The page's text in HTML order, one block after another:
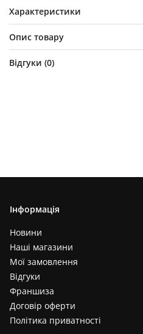
Характеристики
Опис товару
Відгуки (0)
Інформація
Новини
Наші магазини
Мої замовлення
Відгуки
Франшиза
Договір оферти
Політика приватності